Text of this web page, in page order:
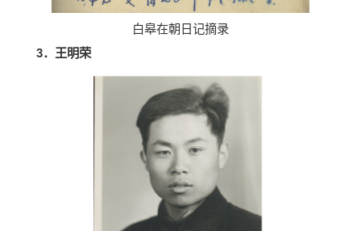
白皋在朝日记摘录
3．王明荣